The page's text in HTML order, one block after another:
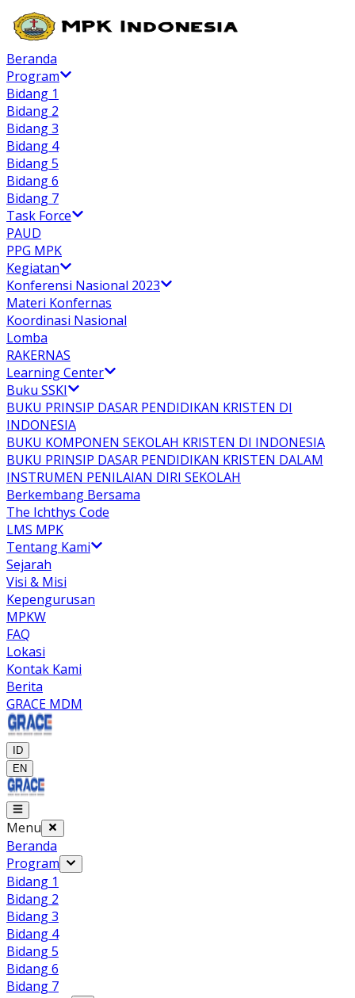
Beranda
Program
Bidang 1
Bidang 2
Bidang 3
Bidang 4
Bidang 5
Bidang 6
Bidang 7
Task Force
PAUD
PPG MPK
Kegiatan
Konferensi Nasional 2023
Materi Konfernas
Koordinasi Nasional
Lomba
RAKERNAS
Learning Center
Buku SSKI
BUKU PRINSIP DASAR PENDIDIKAN KRISTEN DI
INDONESIA
BUKU KOMPONEN SEKOLAH KRISTEN DI INDONESIA
BUKU PRINSIP DASAR PENDIDIKAN KRISTEN DALAM
INSTRUMEN PENILAIAN DIRI SEKOLAH
Berkembang Bersama
The Ichthys Code
LMS MPK
Tentang Kami
Sejarah
Visi & Misi
Kepengurusan
MPKW
FAQ
Lokasi
Kontak Kami
Berita
GRACE MDM
ID
EN
Menu
Beranda
Program
Bidang 1
Bidang 2
Bidang 3
Bidang 4
Bidang 5
Bidang 6
Bidang 7